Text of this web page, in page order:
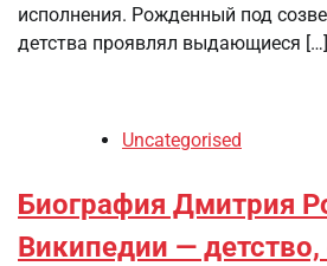
исполнения. Рожденный под
детства проявлял выдающиеся […]
Uncategorised
Биография Дмитрия
Википедии — детство,